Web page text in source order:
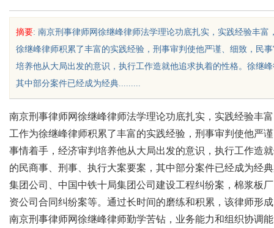
sc
uz
摘要: 南京刑事律师网徐继峰律师法学理论功底扎实，实践经验丰
徐继峰律师积累了丰富的实践经验，刑事审判使他严谨、细致，民
培养他从大局出发的意识，执行工作造就他追求执着的性格。徐继
其中部分案件已经成为经典.........
南京刑事律师网徐继峰律师法学理论功底扎实，实践经验丰
工作为徐继峰律师积累了丰富的实践经验，刑事审判使他严
事情着手，经济审判培养他从大局出发的意识，执行工作造
的民商事、刑事、执行大案要案，其中部分案件已经成为经
集团公司、中国中铁十局集团公司建设工程纠纷案，棉浆板
资公司合同纠纷案等。通过长时间的磨练和积累，该律师形
南京刑事律师网徐继峰律师勤学苦钻，业务能力和组织协调
配眼镜